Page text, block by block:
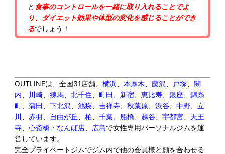
と 食事のコントロールを一緒に取り入れることでよ
り、ダイエット効果や体型の変化を感じることができ
るでしょう！
OUTLINEは、全国31店舗、横浜 、本厚木 、藤沢 戸塚 、関
内
川崎 、練馬 、北千住 、町田 新宿 、恵比寿 、銀座 、錦糸
町 、蒲田 、下北沢 、池袋 、吉祥寺 、秋葉原 、渋谷 、中野
立
川
、赤羽 自由が丘 、柏 、千葉 、船橋 越谷 、宇都宮
天王
寺 、心斎橋・なんば店 広島で女性専用パーソナルジムを運
営しています。
完全プライベートジムでジム内で他の会員様と顔を合わせる